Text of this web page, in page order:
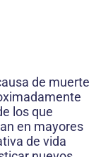
de muerte
los que
en mayores
de vida